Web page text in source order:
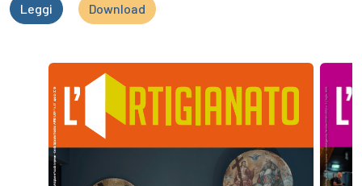
Leggi Download